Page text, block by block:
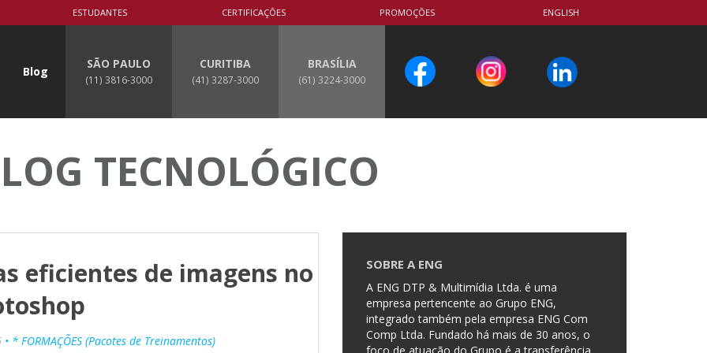
ESTUDANTES CERTIFICAÇÕES PROMOÇÕES ENGLISH
Blog
SÃO PAULO
(11) 3816-3000
CURITIBA
(41) 3287-3000
BRASÍLIA
(61) 3224-3000
TECNOLÓGICO
eficientes de imagens no
• * FORMAÇÕES (Pacotes de Treinamentos)
SOBRE A ENG
A ENG DTP & Multimídia Ltda. é uma
empresa pertencente ao Grupo ENG,
integrado também pela empresa ENG Com
Comp Ltda. Fundado há mais de 30 anos, o